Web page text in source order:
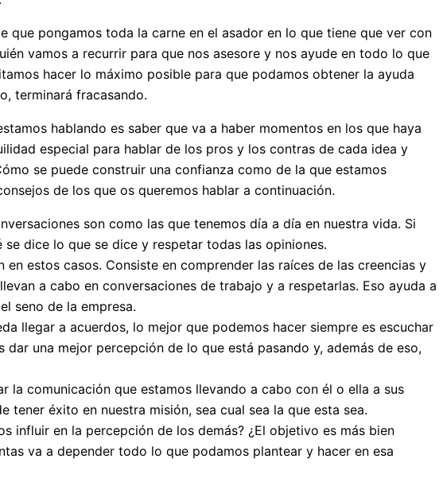
pongamos toda la carne en el asador en lo que tiene que ver con
vamos a recurrir para que nos asesore y nos ayude en todo lo que
hacer lo máximo posible para que podamos obtener la ayuda
terminará fracasando.
hablando es saber que va a haber momentos en los que haya
especial para hablar de los pros y los contras de cada idea y
se puede construir una confianza como de la que estamos
de los que os queremos hablar a continuación.
son como las que tenemos día a día en nuestra vida. Si
dice lo que se dice y respetar todas las opiniones.
estos casos. Consiste en comprender las raíces de las creencias y
a cabo en conversaciones de trabajo y a respetarlas. Eso ayuda a
seno de la empresa.
llegar a acuerdos, lo mejor que podemos hacer siempre es escuchar
una mejor percepción de lo que está pasando y, además de eso,
la comunicación que estamos llevando a cabo con él o ella a sus
éxito en nuestra misión, sea cual sea la que esta sea.
influir en la percepción de los demás? ¿El objetivo es más bien
va a depender todo lo que podamos plantear y hacer en esa